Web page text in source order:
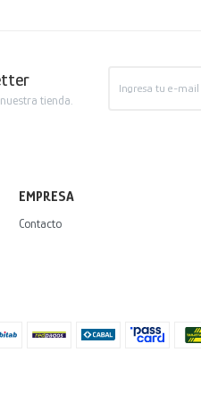
tienda.
EMPRESA
Contacto